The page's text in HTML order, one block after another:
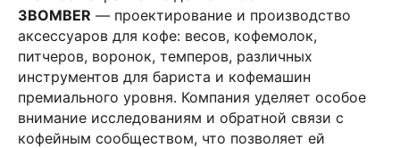
3BOMBER — проектирование и производство
аксессуаров для кофе: весов, кофемолок,
питчеров, воронок, темперов, различных
инструментов для бариста и кофемашин
премиального уровня. Компания уделяет особое
внимание исследованиям и обратной связи с
кофейным сообществом, что позволяет ей